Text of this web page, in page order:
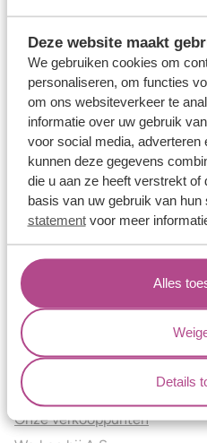
Deze website maakt
We gebruiken cookies om
personaliseren, om functies
om ons websiteverkeer te
informatie over uw gebruik
voor social media, adverteren
kunnen deze gegevens
die u aan ze heeft verstrekt of
basis van uw gebruik van
statementvoor meer
Alles
Details
Memoireringen
Verlovingsringen
Vriendschapsringen
Over ons
Aller Spanninga
Historie
Certificaten
Blogs
Jouw voordelen
Conflictvrije Materialen
Oneindig veel mogelijkheden
Kwaliteit
Juweliers & Contact
Onze verkooppunten